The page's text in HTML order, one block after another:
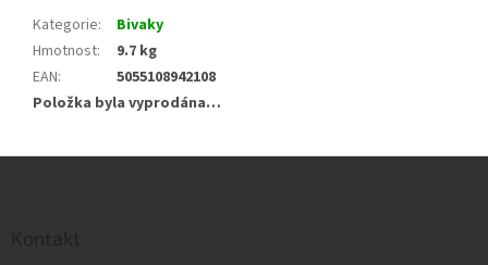
Kategorie:
Bivaky
Hmotnost:
9.7 kg
EAN:
5055108942108
Položka byla vyprodána…